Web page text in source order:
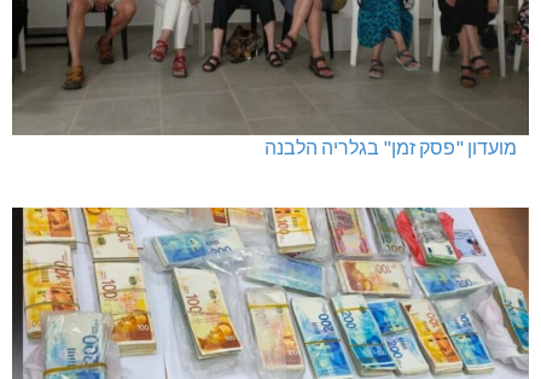
מועדון "פסק זמן" בגלריה הלבנה